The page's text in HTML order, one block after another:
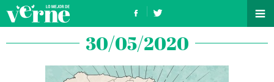
30/05/2020